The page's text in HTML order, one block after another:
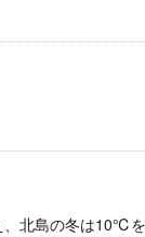
、北島の冬は10℃